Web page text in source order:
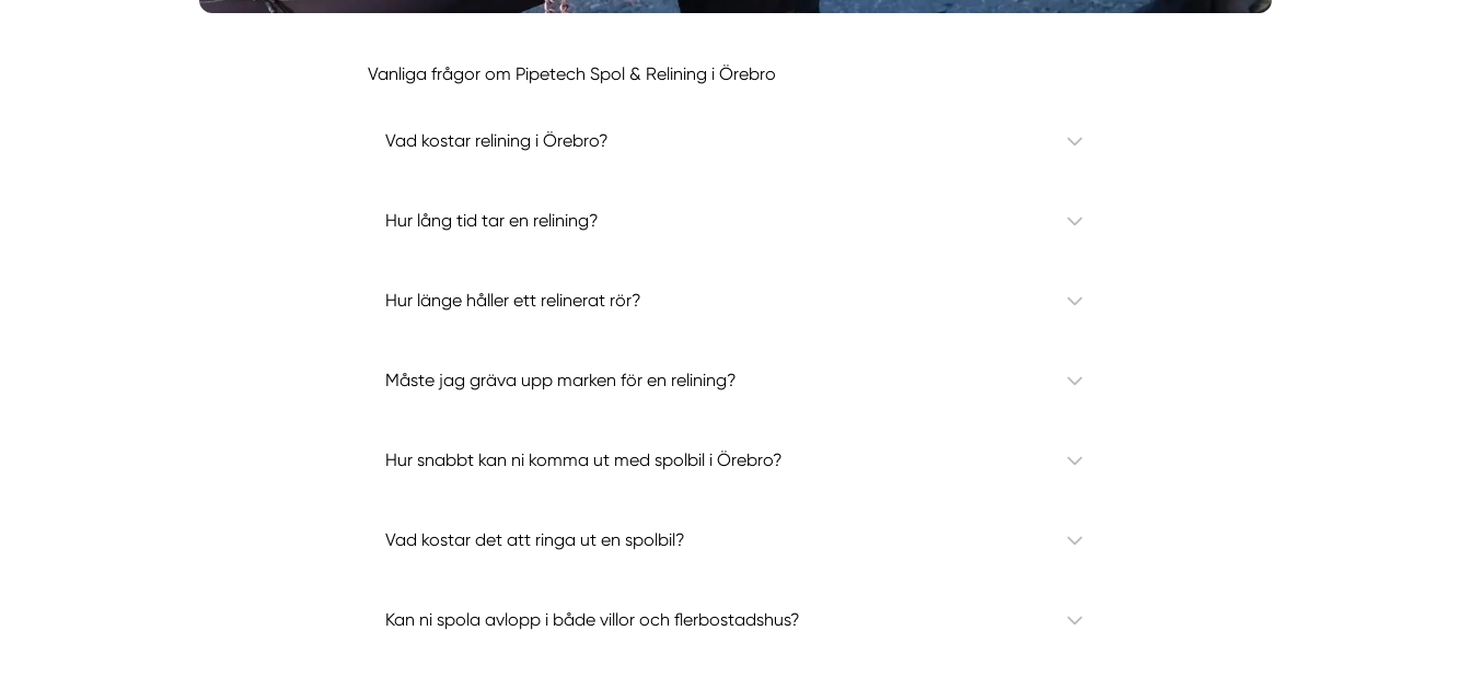
Vanliga frågor om Pipetech Spol & Relining i Örebro
Vad kostar relining i Örebro?
Hur lång tid tar en relining?
Hur länge håller ett relinerat rör?
Måste jag gräva upp marken för en relining?
Hur snabbt kan ni komma ut med spolbil i Örebro?
Vad kostar det att ringa ut en spolbil?
Kan ni spola avlopp i både villor och flerbostadshus?